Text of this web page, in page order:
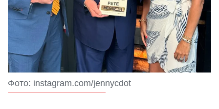
Фото: instagram.com/jennycdot